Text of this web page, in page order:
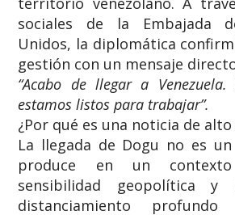
sociales de la Embajada
Unidos, la diplomática
gestión con un mensaje
“Acabo de llegar a
estamos listos para trabajar”.
​¿Por qué es una noticia de
​La llegada de Dogu no es
produce en un
sensibilidad geopolítica
distanciamiento